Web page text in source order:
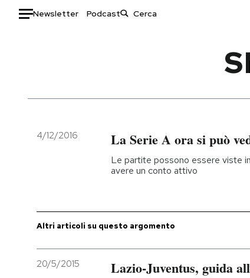
Newsletter Podcast
Italia
Politica
Moda
Ok Boomer!
4/12/2016 La Serie A ora si può
Le partite possono essere viste
avere un conto attivo
Altri articoli su questo argomento
20/5/2015 Lazio-Juventus, guida